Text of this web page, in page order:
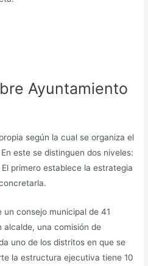
Ayuntamiento
según la cual se organiza el
este se distinguen dos niveles:
primero establece la estrategia
consejo municipal de 41
alcalde, una comisión de
uno de los distritos en que se
la estructura ejecutiva tiene 10